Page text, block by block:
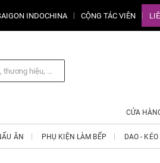
INDOCHINA CỘNG TÁC VIÊN
CỬA
ĂN PHỤ KIỆN LÀM BẾP DAO - KÉO